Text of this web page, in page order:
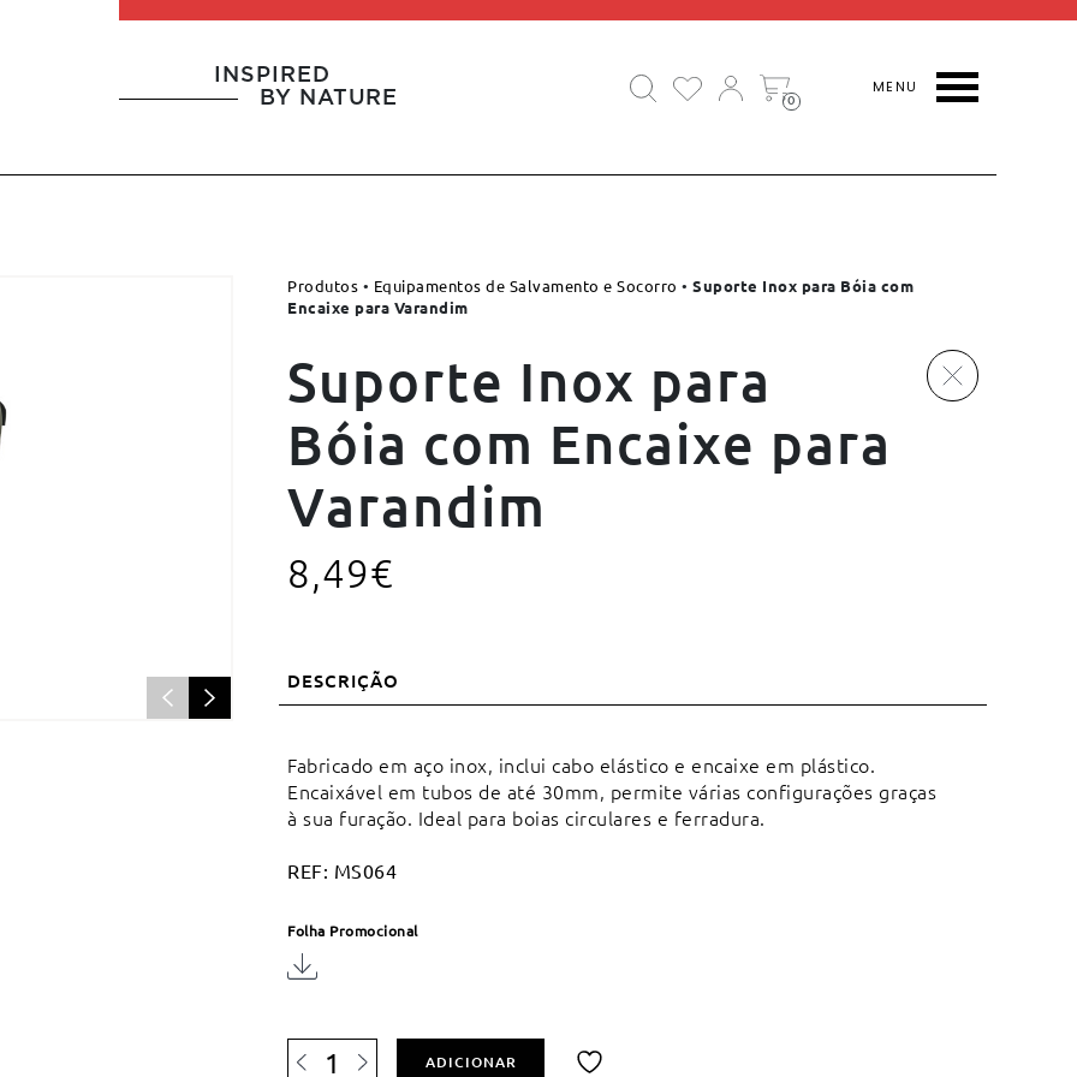
INSPIRED
BY NATURE
0
Produtos • Equipamentos de Salvamento e Socorro • Suporte Inox para Bóia com
Encaixe para Varandim
Suporte Inox para
Bóia com Encaixe para
Varandim
8,49€
DESCRIÇÃO
Fabricado em aço inox, inclui cabo elástico e encaixe em plástico.
Encaixável em tubos de até 30mm, permite várias configurações graças
à sua furação. Ideal para boias circulares e ferradura.
REF: MS064
Folha Promocional
Quantidade
ADICIONAR